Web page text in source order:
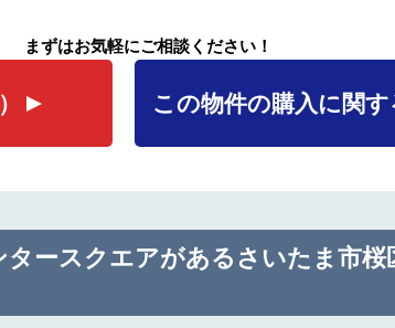
まずはお気軽にご相談ください！
この物件の購入に関
ースクエアがあるさいたま市